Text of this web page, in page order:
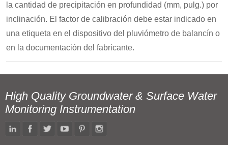
la cantidad de precipitación en profundidad (mm, pulg.) por
inclinación. El factor de calibración debe estar indicado en
una etiqueta en el dispositivo del pluviómetro de balancín o
en la documentación del fabricante.
High Quality Groundwater & Surface Water
Monitoring Instrumentation